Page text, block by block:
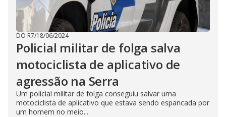
DO R7/18/06/2024
Policial militar de folga salva
motociclista de aplicativo de
agressão na Serra
Um policial militar de folga conseguiu salvar uma
motociclista de aplicativo que estava sendo espancada por
um homem no meio...